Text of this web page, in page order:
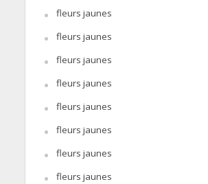
fleurs jaunes
fleurs jaunes
fleurs jaunes
fleurs jaunes
fleurs jaunes
fleurs jaunes
fleurs jaunes
fleurs jaunes